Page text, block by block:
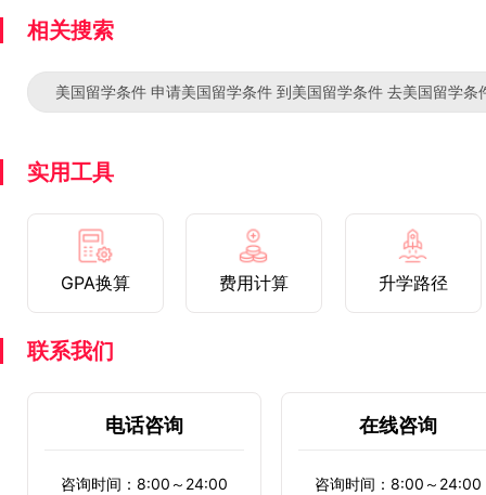
相关搜索
美国留学条件 申请美国留学条件 到美国留学条件 去美国留学条
实用工具
GPA换算 费用计算 升学路径
联系我们
电话咨询
咨询时间：8:00～24:00
在线咨询
咨询时间：8:00～24:00